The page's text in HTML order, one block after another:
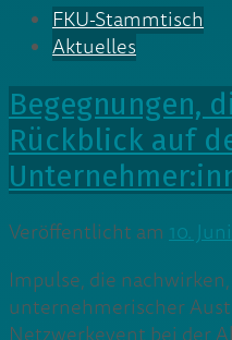
FKU-Stammtisch
Aktuelles
Begegnungen,
Rückblick auf
Veröffentlicht am 10.
Impulse, die
unternehmerischer